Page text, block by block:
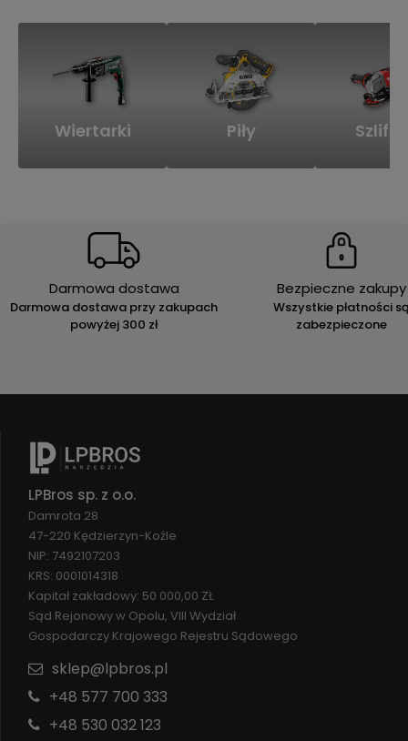
Wiertarki Piły
Darmowa dostawa
Darmowa dostawa przy zakupach
powyżej 300 zł
Bezpieczne zakupy
Wszystkie płatności
zabezpieczone
LPBros sp. z o.o.
Damrota 28
47-220 Kędzierzyn-Koźle
NIP: 7492107203
KRS: 0001014318
Kapitał zakładowy: 50 000,00 ZŁ
Sąd Rejonowy w Opolu, VIII Wydział
Gospodarczy Krajowego Rejestru Sądowego
sklep@lpbros.pl
+48 577 700 333
+48 530 032 123